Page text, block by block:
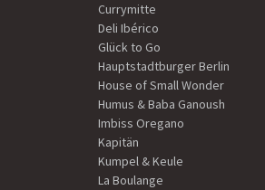
Currymitte
Deli Ibérico
Glück to Go
Hauptstadtburger Berlin
House of Small Wonder
Humus & Baba Ganoush
Imbiss Oregano
Kapitän
Kumpel & Keule
La Boulange